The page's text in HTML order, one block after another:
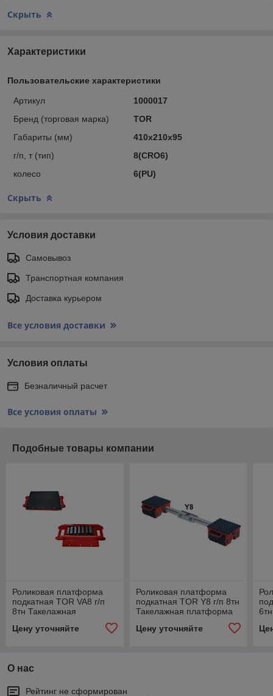
Скрыть
Характеристики
Пользовательские характеристики
Артикул
1000017
Бренд (торговая марка)
TOR
Габариты (мм)
410х210х95
г/п, т (тип)
8(CRО6)
колесо
6(PU)
Скрыть
Условия доставки
Самовывоз
Транспортная компания
Доставка курьером
Все условия доставки
Условия оплаты
Безналичный расчет
Все условия оплаты
Подобные товары компании
Роликовая платформа
подкатная TOR VA8 г/п
8тн Такелажная
платформа транспортная
тележка)
Цену уточняйте
Роликовая платформа
подкатная TOR Y8 г/п 8тн
Такелажная платформа
Цену уточняйте
О нас
Рейтинг не сформирован